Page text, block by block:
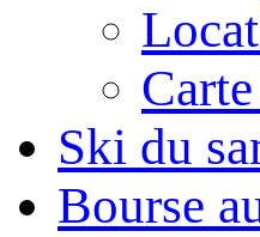
Ski du
Bourse